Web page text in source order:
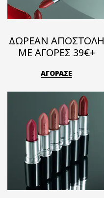
ΔΩΡΕΑΝ ΑΠΟΣΤΟΛΗ
ΜΕ ΑΓΟΡΕΣ 39€+
ΑΓΟΡΑΣΕ